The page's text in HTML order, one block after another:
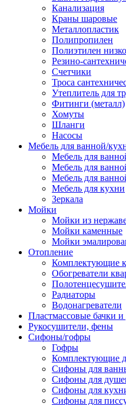
Канализация
Краны шаровые
Металлопластик
Полипропилен
Полиэтилен
Резино-
Счетчики
Троса
Утеплитель для
Фитинги (металл)
Хомуты
Шланги
Насосы
Мебель для ванной/
Мебель для
Мебель для
Мебель для
Мебель для кухни
Зеркала
Мойки
Мойки из
Мойки каменные
Мойки
Отопление
Комплектующие
Обогреватели
Радиаторы
Водонагреватели
Пластмассовые бачки
Рукосушители, фены
Сифоны/гофры
Гофры
Комплектующие
Сифоны для
Сифоны для
Сифоны для
Сифоны для